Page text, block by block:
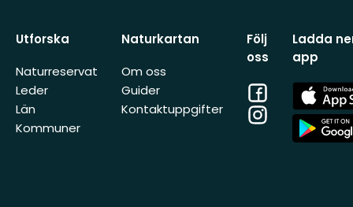
Utforska
Naturreservat
Leder
Län
Kommuner
Naturkartan
Om oss
Guider
Kontaktuppgifter
Följ
oss
Facebook
Instagram
Ladda
app
App
Store
App
Store